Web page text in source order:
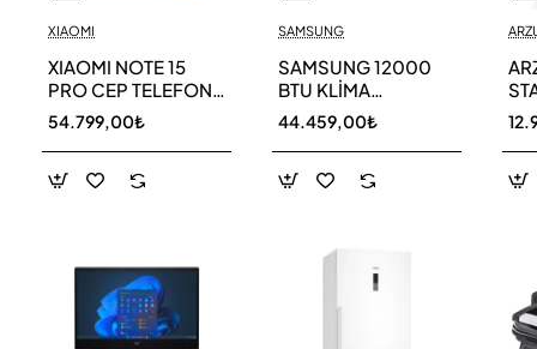
XIAOMI
XIAOMI NOTE 15
PRO CEP TELEFONU
256 GB
54.799,00₺
SAMSUNG
SAMSUNG 12000
BTU KLİMA
AR40F12C0AM SK
44.459,00₺